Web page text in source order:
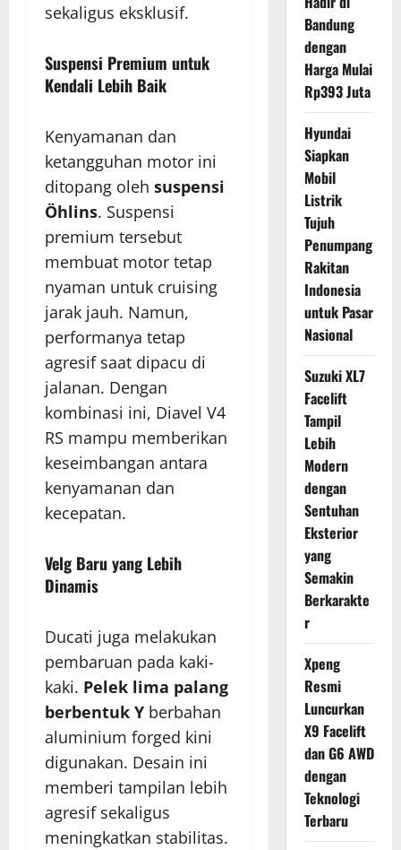
sekaligus eksklusif.
Suspensi Premium untuk
Kendali Lebih Baik
Kenyamanan dan
ketangguhan motor ini
ditopang oleh suspensi
Öhlins. Suspensi
premium tersebut
membuat motor tetap
nyaman untuk cruising
jarak jauh. Namun,
performanya tetap
agresif saat dipacu di
jalanan. Dengan
kombinasi ini, Diavel V4
RS mampu memberikan
keseimbangan antara
kenyamanan dan
kecepatan.
Velg Baru yang Lebih
Dinamis
Ducati juga melakukan
pembaruan pada kaki-
kaki. Pelek lima palang
berbentuk Y berbahan
aluminium forged kini
digunakan. Desain ini
memberi tampilan lebih
agresif sekaligus
meningkatkan stabilitas.
Bandung
dengan
Harga Mulai
Rp393 Juta
Hyundai
Siapkan
Mobil
Listrik
Tujuh
Penumpang
Rakitan
Indonesia
untuk Pasar
Nasional
Suzuki XL7
Facelift
Tampil
Lebih
Modern
dengan
Sentuhan
Eksterior
yang
Semakin
Berkarakte
r
Xpeng
Resmi
Luncurkan
X9 Facelift
dan G6 AWD
dengan
Teknologi
Terbaru